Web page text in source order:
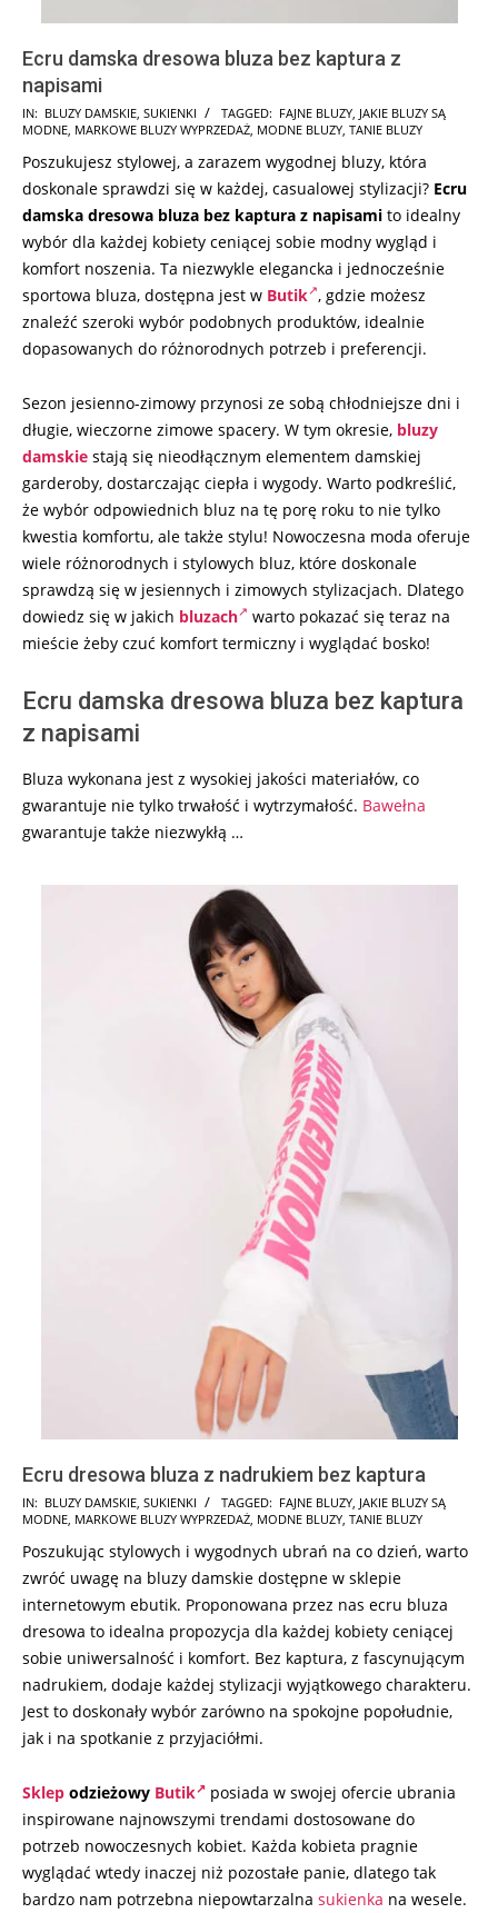
Ecru damska dresowa bluza bez kaptura z
napisami
2024-
08-
06
IN: BLUZY DAMSKIE SUKIENKI TAGGED: FAJNE BLUZY JAKIE BLUZY SĄ
MODNE MARKOWE BLUZY WYPRZEDAŻ MODNE BLUZY TANIE BLUZY
Poszukujesz stylowej, a zarazem wygodnej bluzy, która
doskonale sprawdzi się w każdej, casualowej stylizacji? Ecru
damska dresowa bluza bez kaptura z napisami to idealny
wybór dla każdej kobiety ceniącej sobie modny wygląd i
komfort noszenia. Ta niezwykle elegancka i jednocześnie
sportowa bluza, dostępna jest w Butik , gdzie możesz
znaleźć szeroki wybór podobnych produktów, idealnie
dopasowanych do różnorodnych potrzeb i preferencji.
Sezon jesienno-zimowy przynosi ze sobą chłodniejsze dni i
długie, wieczorne zimowe spacery. W tym okresie, bluzy
damskie stają się nieodłącznym elementem damskiej
garderoby, dostarczając ciepła i wygody. Warto podkreślić,
że wybór odpowiednich bluz na tę porę roku to nie tylko
kwestia komfortu, ale także stylu! Nowoczesna moda oferuje
wiele różnorodnych i stylowych bluz, które doskonale
sprawdzą się w jesiennych i zimowych stylizacjach. Dlatego
dowiedz się w jakich bluzach
warto pokazać się teraz na
mieście żeby czuć komfort termiczny i wyglądać bosko!
Ecru damska dresowa bluza bez kaptura
z napisami
Bluza wykonana jest z wysokiej jakości materiałów, co
gwarantuje nie tylko trwałość i wytrzymałość. Bawełna
gwarantuje także niezwykłą …
Ecru dresowa bluza z nadrukiem bez kaptura
2024-
08-
06
IN: BLUZY DAMSKIE, SUKIENKI TAGGED: FAJNE BLUZY, JAKIE BLUZY SĄ
MODNE, MARKOWE BLUZY WYPRZEDAŻ, MODNE BLUZY, TANIE BLUZY
Poszukując stylowych i wygodnych ubrań na co dzień, warto
zwróć uwagę na bluzy damskie dostępne w sklepie
internetowym ebutik. Proponowana przez nas ecru bluza
dresowa to idealna propozycja dla każdej kobiety ceniącej
sobie uniwersalność i komfort. Bez kaptura, z fascynującym
nadrukiem, dodaje każdej stylizacji wyjątkowego charakteru.
Jest to doskonały wybór zarówno na spokojne popołudnie,
jak i na spotkanie z przyjaciółmi.
Sklep odzieżowy Butik
posiada w swojej ofercie ubrania
inspirowane najnowszymi trendami dostosowane do
potrzeb nowoczesnych kobiet. Każda kobieta pragnie
wyglądać wtedy inaczej niż pozostałe panie, dlatego tak
bardzo nam potrzebna niepowtarzalna sukienka na wesele.